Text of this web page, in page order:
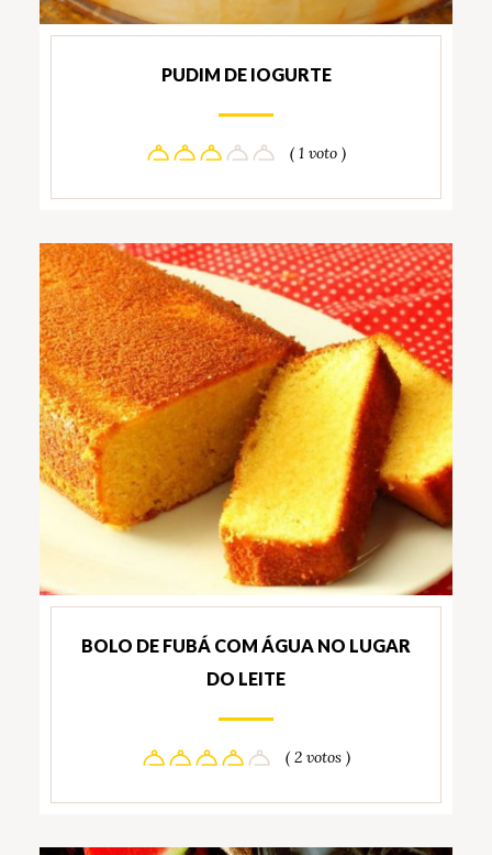
PUDIM DE IOGURTE
( 1 voto )
BOLO DE FUBÁ COM ÁGUA NO LUGAR
DO LEITE
( 2 votos )